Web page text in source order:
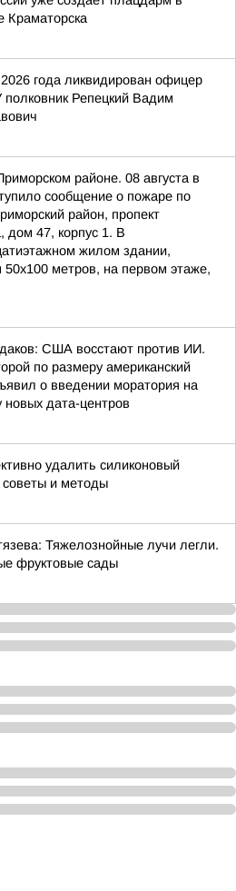
Краматорска
2026 года ликвидирован офицер
Репецкий Вадим
районе. 08 августа в
сообщение о пожаре по
район, пропект
дом 47, корпус 1. В
жилом здании,
50х100 метров, на первом этаже,
США восстают против ИИ.
по размеру американский
о введении моратория на
новых дата-центров
удалить силиконовый
советы и методы
Тяжелознойные лучи легли.
фруктовые сады